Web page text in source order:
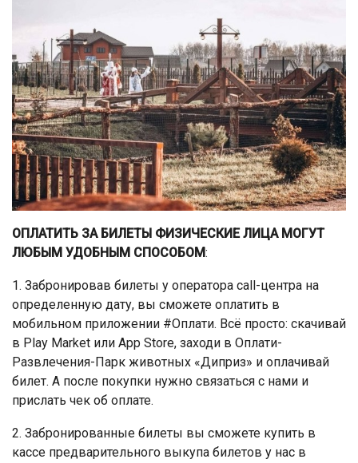
ОПЛАТИТЬ ЗА БИЛЕТЫ ФИЗИЧЕСКИЕ ЛИЦА МОГУТ
ЛЮБЫМ УДОБНЫМ СПОСОБОМ:
1. Забронировав билеты у оператора call-центра на
определенную дату, вы сможете оплатить в
мобильном приложении #Оплати. Всё просто: скачивай
в Play Market или App Store, заходи в Оплати-
Развлечения-Парк животных «Диприз» и оплачивай
билет. А после покупки нужно связаться с нами и
прислать чек об оплате.
2. Забронированные билеты вы сможете купить в
кассе предварительного выкупа билетов у нас в